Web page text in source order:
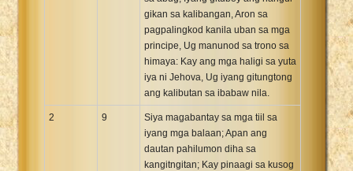
gikan sa kalibangan, Aron sa
pagpalingkod kanila uban sa mga
principe, Ug manunod sa trono sa
himaya: Kay ang mga haligi sa yuta
iya ni Jehova, Ug iyang gitungtong
ang kalibutan sa ibabaw nila.
2 9
Siya magabantay sa mga tiil sa
iyang mga balaan; Apan ang
dautan pahilumon diha sa
kangitngitan; Kay pinaagi sa kusog